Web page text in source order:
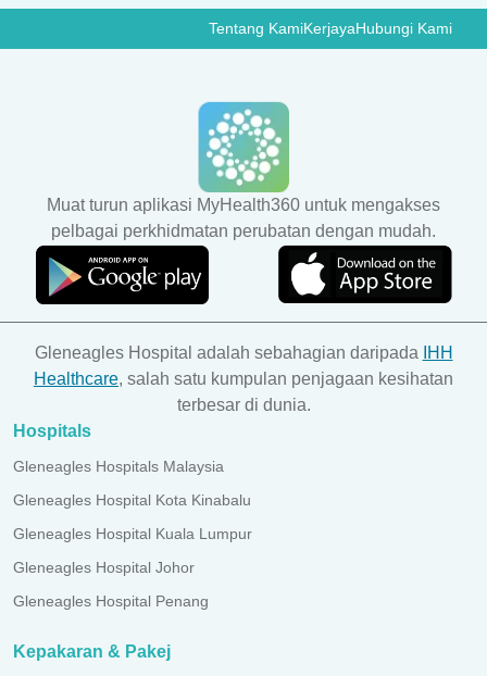
Tentang KamiKerjayaHubungi Kami
Muat turun aplikasi MyHealth360 untuk mengakses
pelbagai perkhidmatan perubatan dengan mudah.
Gleneagles Hospital adalah sebahagian daripada
IHH
Healthcare, salah satu kumpulan penjagaan kesihatan
terbesar di dunia.
Hospitals
Gleneagles Hospitals Malaysia
Gleneagles Hospital Kota Kinabalu
Gleneagles Hospital Kuala Lumpur
Gleneagles Hospital Johor
Gleneagles Hospital Penang
Kepakaran & Pakej